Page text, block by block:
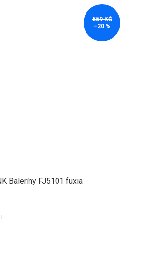
559 KČ
–20 %
Baleríny FJ5101 fuxia